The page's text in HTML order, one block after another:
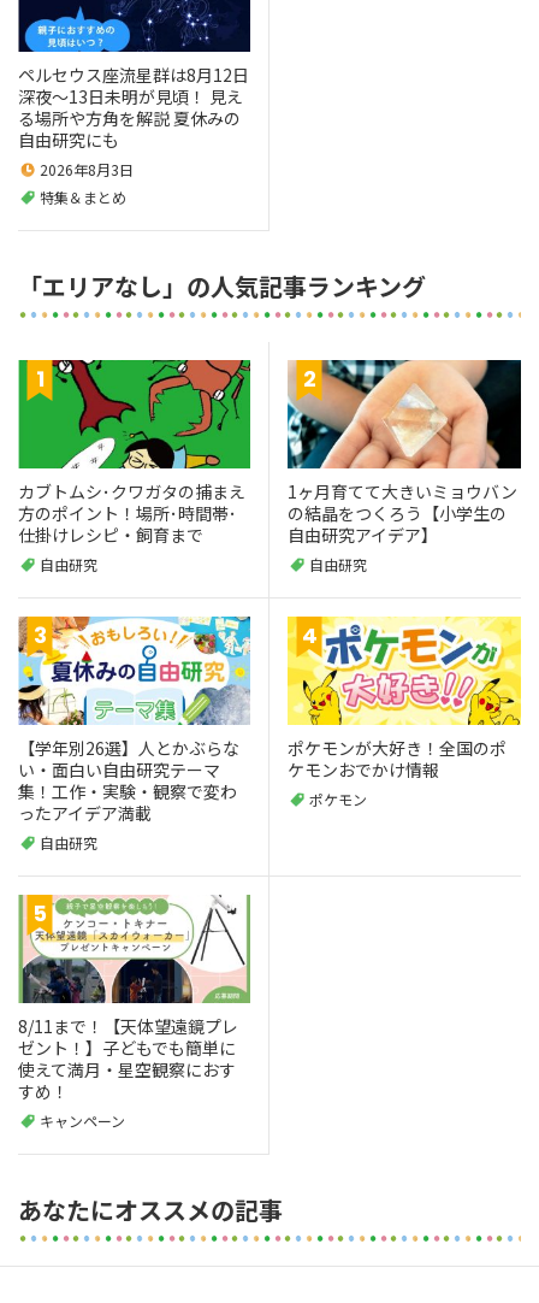
ペルセウス座流星群は8月12日
深夜～13日未明が見頃！ 見え
る場所や方角を解説 夏休みの
自由研究にも
2026年8月3日
特集＆まとめ
「エリアなし」の人気記事ランキング
カブトムシ･クワガタの捕まえ
方のポイント！場所･時間帯･
仕掛けレシピ・飼育まで
自由研究
1ヶ月育てて大きいミョウバン
の結晶をつくろう【小学生の
自由研究アイデア】
自由研究
【学年別26選】人とかぶらな
い・面白い自由研究テーマ
集！工作・実験・観察で変わ
ったアイデア満載
自由研究
ポケモンが大好き！全国のポ
ケモンおでかけ情報
ポケモン
8/11まで！【天体望遠鏡プレ
ゼント！】子どもでも簡単に
使えて満月・星空観察におす
すめ！
キャンペーン
あなたにオススメの記事